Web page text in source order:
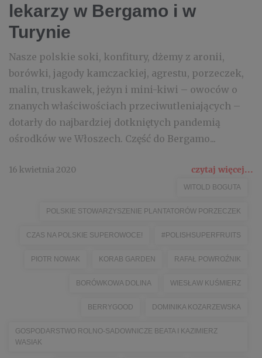
lekarzy w Bergamo i w
Turynie
Nasze polskie soki, konfitury, dżemy z aronii,
borówki, jagody kamczackiej, agrestu, porzeczek,
malin, truskawek, jeżyn i mini-kiwi – owoców o
znanych właściwościach przeciwutleniających –
dotarły do najbardziej dotkniętych pandemią
ośrodków we Włoszech. Część do Bergamo...
16 kwietnia 2020 czytaj więcej...
WITOLD BOGUTA
POLSKIE STOWARZYSZENIE PLANTATORÓW PORZECZEK
CZAS NA POLSKIE SUPEROWOCE! #POLISHSUPERFRUITS
PIOTR NOWAK KORAB GARDEN RAFAŁ POWROŹNIK
BORÓWKOWA DOLINA WIESŁAW KUŚMIERZ
BERRYGOOD DOMINIKA KOZARZEWSKA
GOSPODARSTWO ROLNO-SADOWNICZE BEATA I KAZIMIERZ
WASIAK